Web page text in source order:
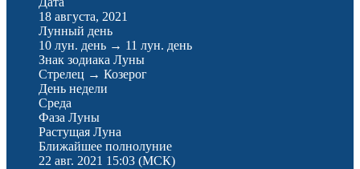
18 августа, 2021
Лунный день
10 лун. день → 11 лун. день
Знак зодиака Луны
Стрелец → Козерог
День недели
Среда
Фаза Луны
Растущая Луна
Ближайшее полнолуние
22 авг. 2021 15:03 (МСК)